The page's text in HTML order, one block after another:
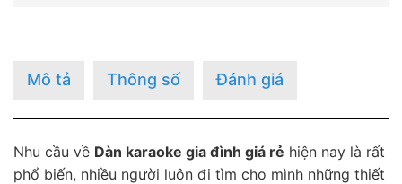
Mô tả Thông số Đánh giá
Nhu cầu về Dàn karaoke gia đình giá rẻ hiện nay là rất
phổ biến, nhiều người luôn đi tìm cho mình những thiết